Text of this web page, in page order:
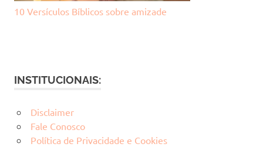
10 Versículos Bíblicos sobre amizade
INSTITUCIONAIS:
Disclaimer
Fale Conosco
Política de Privacidade e Cookies